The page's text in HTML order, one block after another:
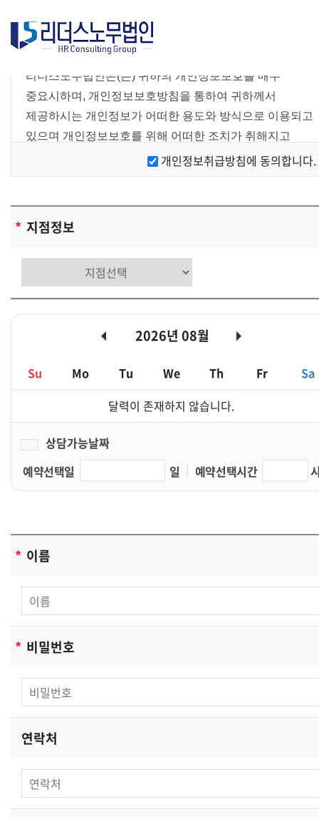
리더스노무법인은(는) 귀하의 개인정보보호를 매우
중요시하며, 개인정보보호방침을 통하여 귀하께서
제공하시는 개인정보가 어떠한 용도와 방식으로 이용되고
있으며 개인정보보호를 위해 어떠한 조치가 취해지고
[개인정보 수집에 대한 동의]
회원가입버튼을 클릭하면 개인정보 수집에 대해 동의하신
것으로 봅니다.
[개인정보의 수집목적 및 이용목적]
리더스노무법인은(는) 다음과 같은 목적을 위하여
개인정보를 수집하고 있습니다 .
- 리더스노무법인 및 제휴사이트 서비스를 위한 회원 가입
- 서비스의 이행(경품 등 우편물 배송 및 예약에 관한 사항)
- 서비스 이용에 대한 통계수집
- 기타, 새로운 서비스 및 정보 안내
개인정보는 수집하지 않습니다.
리더스노무법인은(는) 상기 범위 내에서 보다 풍부한
수집합니다.
[수집하는 개인정보 항목]
위해 아래와 같은 개인정보를 수집하고 있습니다.
-수집항목: 이름, 생년월일, 성별, 로그인 ID, 비밀번호,
서비스이용기록, 접속로그, 쿠키, 접속 IP 정보 , 결제기록
온라인상담, 온라인예약 등)
쿠키에 의한 개인정보 수집
리더스노무법인은(는) 귀하에 대한 정보를 저장하고
익스플로러 등)로 전송하는 소량의 정보입니다. 귀하가
개인정보취급방침에 동의합니다.
* 지점정보
2026년 08월
Su Mo Tu We Th Fr
Sa
달력이 존재하지 않습니다.
상담가능날짜
예약선택일
일 예약선택시간
* 이름
* 비밀번호
연락처